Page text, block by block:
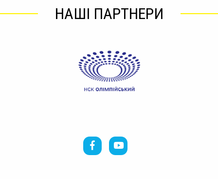
НАШІ ПАРТНЕРИ